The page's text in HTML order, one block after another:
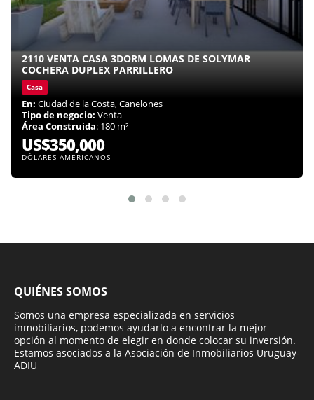
2110 VENTA CASA 3DORM LOMAS DE SOLYMAR
COCHERA DUPLEX PARRILLERO
Casa
En: Ciudad de la Costa, Canelones
Tipo de negocio: Venta
Área Construida: 180 m²
US$350,000
DÓLARES AMERICANOS
QUIÉNES SOMOS
Somos una empresa especializada en servicios
inmobiliarios, podemos ayudarlo a encontrar la mejor
opción al momento de elegir en donde colocar su inversión.
Estamos asociados a la Asociación de Inmobiliarios Uruguay-
ADIU